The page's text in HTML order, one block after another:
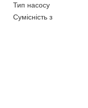
Тип насосу
Сумісність з